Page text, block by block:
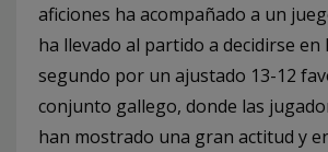
aficiones ha acompañado a un
ha llevado al partido a decidirse en
segundo por un ajustado 13-12
conjunto gallego, donde las
han mostrado una gran actitud y